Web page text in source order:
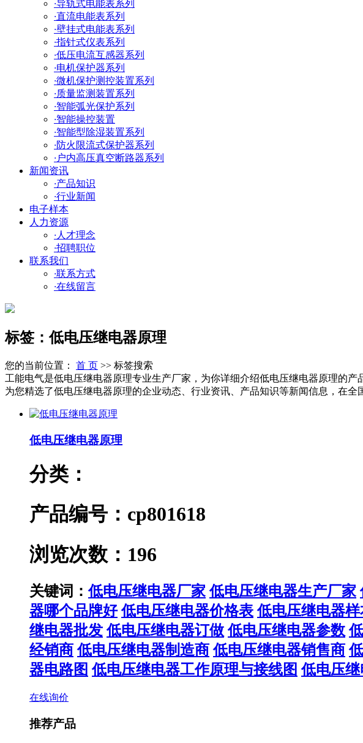
·导轨式电能表系列
·直流电能表系列
·壁挂式电能表系列
·指针式仪表系列
·低压电流互感器系列
·电机保护器系列
·微机保护测控装置系列
·质量监测装置系列
·智能弧光保护系列
·智能操控装置
·智能型除湿装置系列
·防火限流式保护器系列
· 户内高压真空断路器系列
新闻资讯
·产品知识
·行业新闻
电子样本
人力资源
· 人才理念
·招聘职位
联系我们
·联系方式
·在线留言
标签：低电压继电器原理
您的当前位置： 首 页 >> 标签搜索
工能电气是低电压继电器原理专业生产厂家，为你详细介绍低电压继电器原理的
为您精选了低电压继电器原理的企业动态、行业资讯、产品知识等新闻信息，在
低电压继电器原理
分类：
产品编号：cp801618
浏览次数：196
关键词：低电压继电器厂家 低电压继电器生产厂家
器哪个品牌好 低电压继电器价格表 低电压继电器样
继电器批发 低电压继电器订做 低电压继电器参数
经销商 低电压继电器制造商 低电压继电器销售商
器电路图 低电压继电器工作原理与接线图 低电压
在线询价
推荐产品